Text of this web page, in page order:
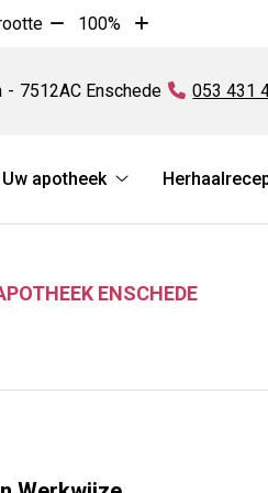
Tekst
10%
100%
Tekst
10%
7512AC Enschede Tel:
053 431
Uw apotheek
apotheek
ENSCHEDE